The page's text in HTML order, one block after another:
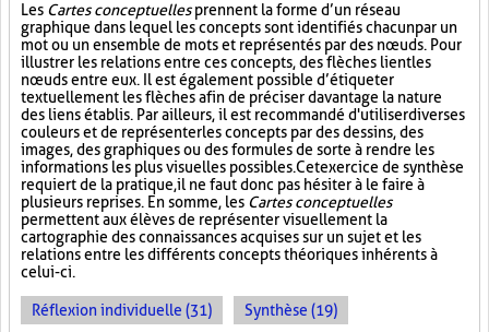
Les Cartes conceptuellesprennent la forme d’un réseau
graphique dans lequel les concepts sont identifiés chacun par un
mot ou un ensemble de mots et représentés par des nœuds. Pour
illustrer les relations entre ces concepts, des flèches lient les
nœuds entre eux. Il est également possible d’étiqueter
textuellement les flèches afin de préciser davantage la nature
des liens établis. Par ailleurs, il est recommandé d'utiliser diverses
couleurs et de représenter les concepts par des dessins, des
images, des graphiques ou des formules de sorte à rendre les
informations les plus visuelles possibles. Cet exercice de synthèse
requiert de la pratique, il ne faut donc pas hésiter à le faire à
plusieurs reprises. En somme, les Cartes conceptuelles
permettent aux élèves de représenter visuellement la
cartographie des connaissances acquises sur un sujet et les
relations entre les différents concepts théoriques inhérents à
celui-ci.
Réflexion individuelle (31) Synthèse (19)